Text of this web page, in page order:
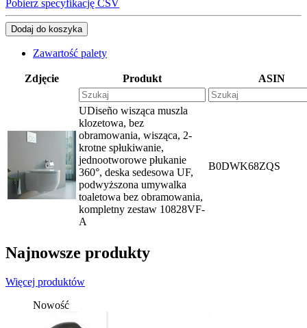
Pobierz specyfikację CSV
Dodaj do koszyka
Zawartość palety
Zdjęcie Produkt ASIN
UDiseño wisząca muszla
klozetowa, bez
obramowania, wisząca, 2-
krotne spłukiwanie,
jednootworowe płukanie
360°, deska sedesowa UF,
podwyższona umywalka
toaletowa bez obramowania,
kompletny zestaw 10828VF-
A
B0DWK68ZQS
Najnowsze produkty
Więcej produktów
Nowość